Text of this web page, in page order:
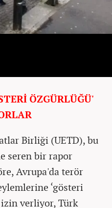
ÖZGÜRLÜĞÜ'
Birliği (UETD), bu
seren bir rapor
Avrupa'da terör
‘gösteri
izin verliyor, Türk